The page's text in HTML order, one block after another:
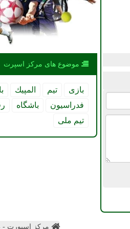
موضوع های مركز اسپرت
بازی تیم المپیك
فدراسیون
باشگاه
تیم ملی
مرکز اسپورت